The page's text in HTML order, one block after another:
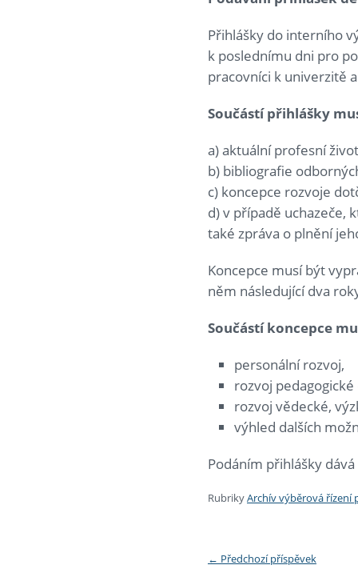
Přihlášky do interního
k poslednímu dni pro
pracovníci k univerzitě
Součástí přihlášky
a) aktuální profesní
b) bibliografie
c) koncepce rozvoje
d) v případě uchazeče,
také zpráva o plnění
Koncepce musí být
něm následující dva
Součástí koncepce
personální rozvoj,
rozvoj
rozvoj vědecké,
výhled dalších
Podáním přihlášky
RubrikyArchív výběrová řízení
← Předchozí příspěvek